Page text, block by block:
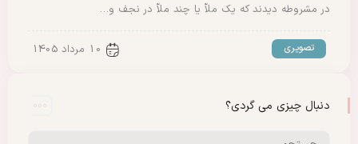
در مشروطه دیدند که یک ملاّ یا چند ملاّ در نجف و…
تصویری 10 مرداد 1405
دنبال چیزی می گردی؟